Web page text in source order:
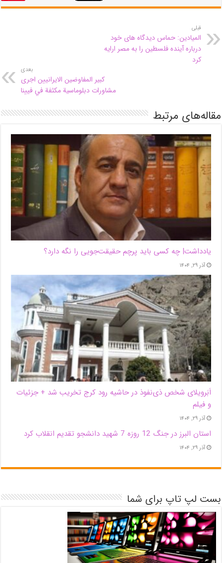
قبلی
المیادین: حماس دیدگاه های خود
درباره آینده فلسطین را به مصر ارایه
کرد
بعدی
كبير المفاوضين الايرانيين اجرى
مشاورات دبلوماسية مكثفة في فيينا
مقاله‌های مرتبط
یادداشت| ‌چه کسی باید پرچم حقیقت‌جویی را نگه دارد؟
آذر ۲۹, ۱۴۰۴
اَبَر‌ویلای شخص ذی‌نفوذ در حاشیه‌ رود کرج تخریب شد + جزئیات
و فیلم
آذر ۲۹, ۱۴۰۴
استان البرز در جنگ 12 روزه 7 شهید دانشجو تقدیم انقلاب کرد
آذر ۲۹, ۱۴۰۴
بست لپ تاپ برای شما